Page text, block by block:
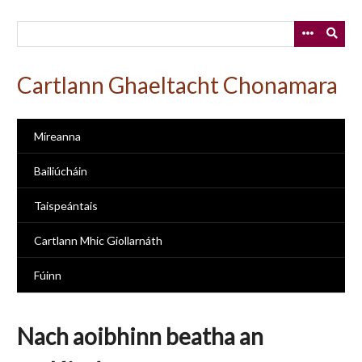
Cartlann Ghaeltacht Chonamara
Míreanna
Bailiúcháin
Taispeántais
Cartlann Mhic Giollarnáth
Fúinn
Nach aoibhinn beatha an